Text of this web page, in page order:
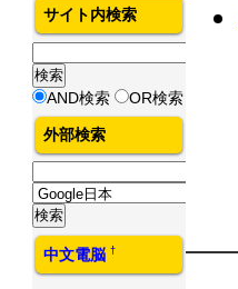
サイト内検索
AND検索 OR検索
外部検索
中文電脳 †